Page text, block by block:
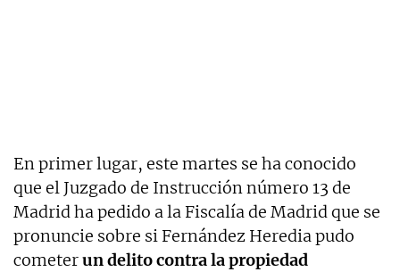
En primer lugar, este martes se ha conocido
que el Juzgado de Instrucción número 13 de
Madrid ha pedido a la Fiscalía de Madrid que se
pronuncie sobre si Fernández Heredia pudo
cometerun delito contra la propiedad